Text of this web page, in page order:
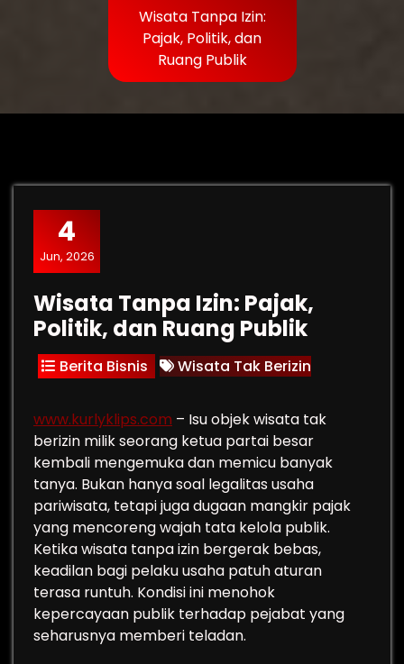
Wisata Tanpa Izin:
Pajak, Politik, dan
Ruang Publik
4
Jun, 2026
Wisata Tanpa Izin: Pajak,
Politik, dan Ruang Publik
Berita Bisnis Wisata Tak Berizin
www.kurlyklips.com – Isu objek wisata tak
berizin milik seorang ketua partai besar
kembali mengemuka dan memicu banyak
tanya. Bukan hanya soal legalitas usaha
pariwisata, tetapi juga dugaan mangkir pajak
yang mencoreng wajah tata kelola publik.
Ketika wisata tanpa izin bergerak bebas,
keadilan bagi pelaku usaha patuh aturan
terasa runtuh. Kondisi ini menohok
kepercayaan publik terhadap pejabat yang
seharusnya memberi teladan.